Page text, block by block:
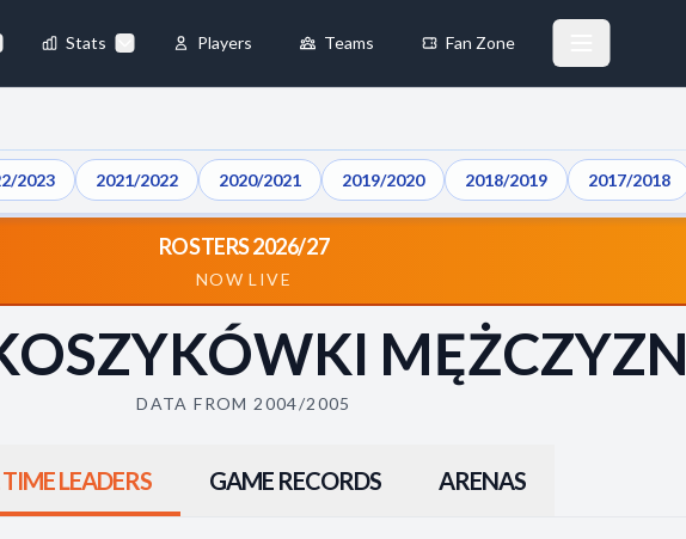
Stats Players Teams Fan Zone
2023 2021/2022 2020/2021 2019/2020 2018/2019 2017/2018
ROSTERS 2026/27
NOW LIVE
MĘŻCZYZN
DATA FROM 2004/2005
LEADERS GAME RECORDS ARENAS
enable
Always Active
by collecting and
Accept All